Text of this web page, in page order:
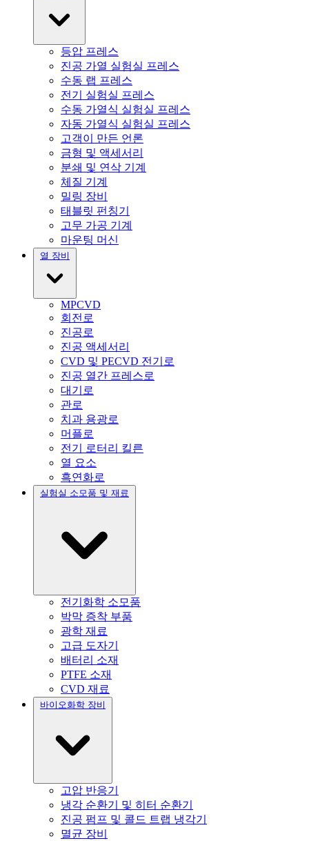
등압 프레스
진공 가열 실험실 프레스
수동 랩 프레스
전기 실험실 프레스
수동 가열식 실험실 프레스
자동 가열식 실험실 프레스
고객이 만든 언론
금형 및 액세서리
분쇄 및 연삭 기계
체질 기계
밀링 장비
태블릿 펀칭기
고무 가공 기계
마운팅 머신
열 장비
MPCVD
회전로
진공로
진공 액세서리
CVD 및 PECVD 전기로
진공 열간 프레스로
대기로
관로
치과 용광로
머플로
전기 로터리 킬른
열 요소
흑연화로
실험실 소모품 및 재료
전기화학 소모품
박막 증착 부품
광학 재료
고급 도자기
배터리 소재
PTFE 소재
CVD 재료
바이오화학 장비
고압 반응기
냉각 순환기 및 히터 순환기
진공 펌프 및 콜드 트랩 냉각기
멸균 장비